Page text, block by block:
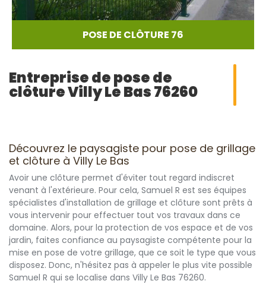
POSE DE CLÔTURE 76
Entreprise de pose de
clôture Villy Le Bas 76260
Découvrez le paysagiste pour pose de grillage
et clôture à Villy Le Bas
Avoir une clôture permet d'éviter tout regard indiscret
venant à l'extérieure. Pour cela, Samuel R est ses équipes
spécialistes d'installation de grillage et clôture sont prêts à
vous intervenir pour effectuer tout vos travaux dans ce
domaine. Alors, pour la protection de vos espace et de vos
jardin, faites confiance au paysagiste compétente pour la
mise en pose de votre grillage, que ce soit le type que vous
disposez. Donc, n'hésitez pas à appeler le plus vite possible
Samuel R qui se localise dans Villy Le Bas 76260.